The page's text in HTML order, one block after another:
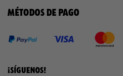
MÉTODOS DE PAGO
¡SÍGUENOS!